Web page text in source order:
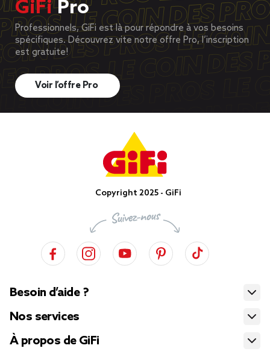
GiFiPro
Professionnels, GiFi est là pour répondre à vos besoins
spécifiques. Découvrez vite notre offre Pro, l’inscription
est gratuite!
Voir l’offre Pro
Copyright 2025 - GiFi
Besoin d’aide ?
Nos services
À propos de GiFi